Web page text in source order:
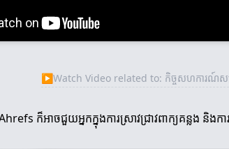
▶Watch Video related to: កិច្ចសហការណ៍សម្រា
ក៏អាចជួយអ្នកក្នុងការស្រាវជ្រាវពាក្យគន្លង និង